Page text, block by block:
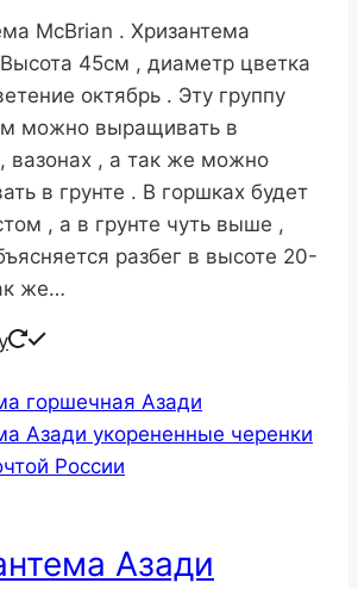
McBrian . Хризантема
45см , диаметр цветка
октябрь . Эту группу
можно выращивать в
вазонах , а так же можно
в грунте . В горшках будет
, а в грунте чуть выше ,
разбег в высоте 20-
же…
Азади